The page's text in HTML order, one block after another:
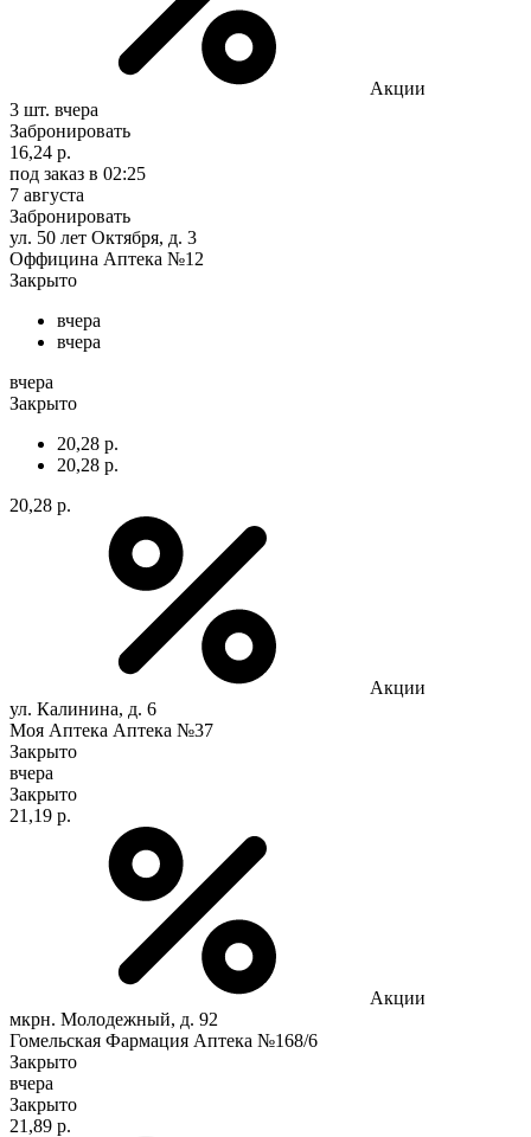
Акции
3 шт. вчера
Забронировать
16,24 р.
под заказ в 02:25
7 августа
Забронировать
ул. 50 лет Октября, д. 3
Оффицина Аптека №12
Закрыто
вчера
вчера
вчера
Закрыто
20,28 р.
20,28 р.
20,28 р.
Акции
ул. Калинина, д. 6
Моя Аптека Аптека №37
Закрыто
вчера
Закрыто
21,19 р.
Акции
мкрн. Молодежный, д. 92
Гомельская Фармация Аптека №168/6
Закрыто
вчера
Закрыто
21,89 р.